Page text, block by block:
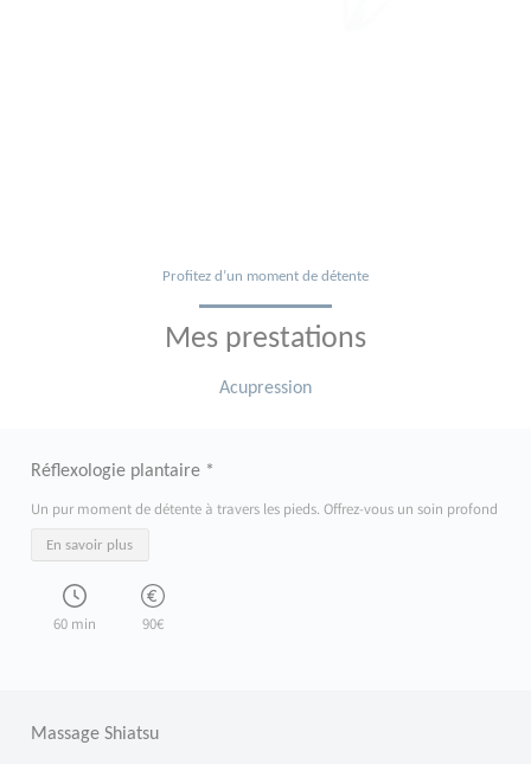
Profitez d’un moment de détente
Mes prestations
Acupression
Réflexologie plantaire *
Un pur moment de détente à travers les pieds. Offrez-vous un soin profond
En savoir plus
60 min 90€
Massage Shiatsu